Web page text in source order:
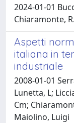
2024-01-01
Chiaramonte,
Aspetti
italiana in
industriale
2008-01-01
Lunetta, L;
Cm;
Maiolino, Luigi